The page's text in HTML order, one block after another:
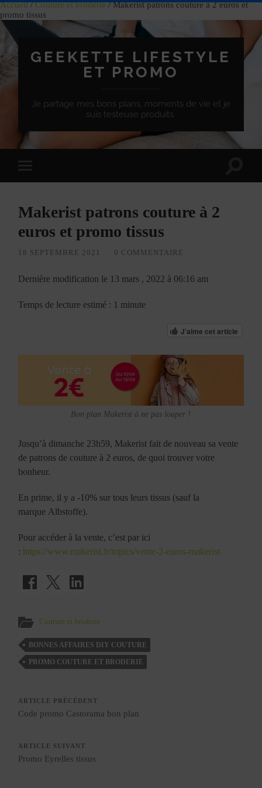
Accueil/Couture et broderie/ Makerist patrons couture à 2 euros et
promo tissus
GEEKETTE LIFESTYLE
ET PROMO
Je partage mes bons plans, moments de vie et je
suis testeuse produits.
à
mobile
Makerist patrons couture à 2
euros et promo tissus
18 SEPTEMBRE 2021 0 COMMENTAIRE
Dernière modification le 13 mars , 2022 à 06:16 am
Temps de lecture estimé : 1 minute
J'aime cet article
Bon plan Makerist à ne pas louper !
Jusqu’à dimanche 23h59, Makerist fait de nouveau sa vente
de patrons de couture à 2 euros, de quoi trouver votre
bonheur.
En prime, il y a -10% sur tous leurs tissus (sauf la
marque Albstoffe).
Pour accéder à la vente, c’est par ici
: https://www.makerist.fr/topics/vente-2-euros-makerist
Couture et broderie
BONNES AFFAIRES DIY COUTURE
PROMO COUTURE ET BRODERIE
ARTICLE PRÉCÉDENT
Code promo Castorama bon plan
ARTICLE SUIVANT
Promo Eyrelles tissus